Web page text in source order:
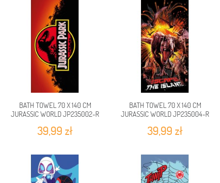
BATH TOWEL 70 X 140 CM
JURASSIC WORLD JP235002-R
39,99 zł
BATH TOWEL 70 X 140 CM
JURASSIC WORLD JP235004-R
39,99 zł